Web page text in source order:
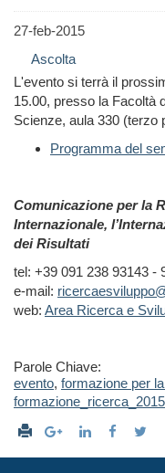
27-feb-2015
Ascolta
L'evento si terrà il
15.00, presso la Facoltà
Scienze, aula 330 (terzo
Programma del
Comunicazione per la
Internazionale,
dei Risultati
tel: +39 091 238 93143 -
e-mail:
web: Area Ricerca e
Parole Chiave:
evento, formazione per
formazione_ricerca_2015